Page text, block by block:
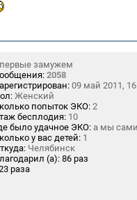
замужем
2058
09 май 2011,
Женский
попыток ЭКО: 2
бесплодия: 10
было удачное ЭКО: а мы
у вас детей: 1
Челябинск
(а): 86 раз
раза